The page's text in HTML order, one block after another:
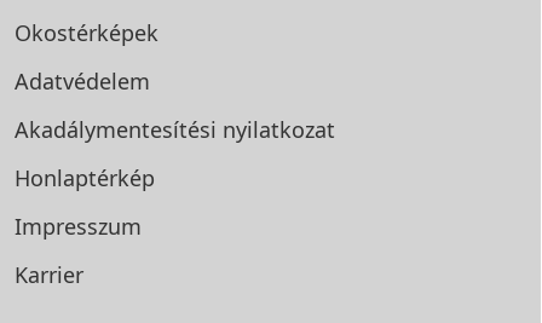
Okostérképek
Adatvédelem
Akadálymentesítési nyilatkozat
Honlaptérkép
Impresszum
Karrier